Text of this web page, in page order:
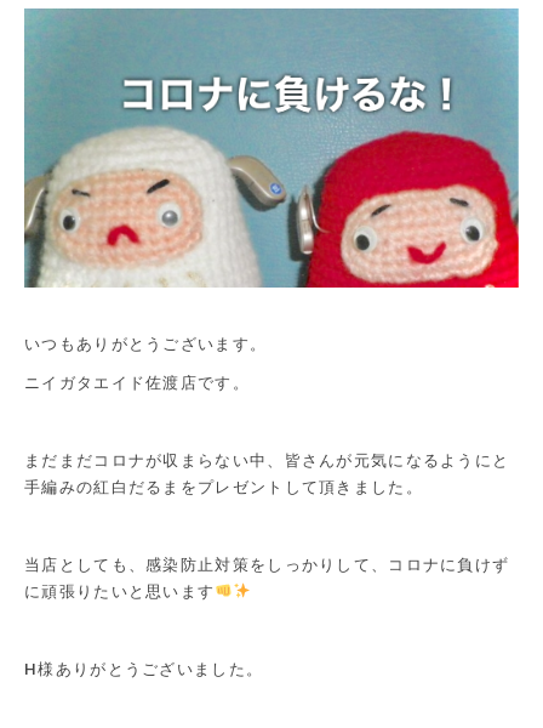
いつもありがとうございます。
ニイガタエイド佐渡店です。
まだまだコロナが収まらない中、皆さんが元気になるようにと
手編みの紅白だるまをプレゼントして頂きました。
当店としても、感染防止対策をしっかりして、コロナに負けず
に頑張りたいと思います
H様ありがとうございました。